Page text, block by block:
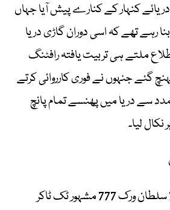
کنہار کے کنارے پیش آیا جہاں
رہے تھے کہ اسی دوران گاڑی دریا
ملتے ہی تربیت یافتہ رافٹنگ
گئے جنہوں نے فوری کارروائی کرتے
سے دریا میں پھنسے تمام پانچ
نکال لیا۔
عثمان ورک 777 سلطان ورک 777 مشہور ٹک ٹاکر